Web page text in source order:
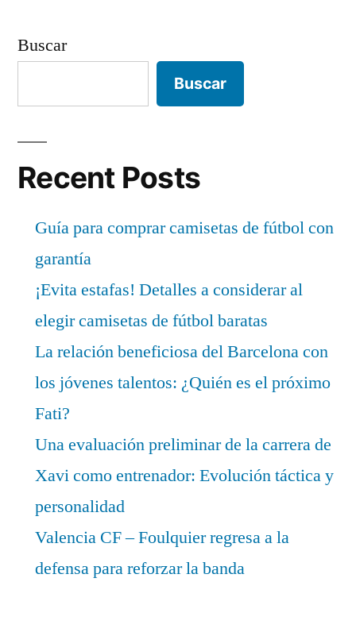
Buscar
Buscar
Recent Posts
Guía para comprar camisetas de fútbol con
garantía
¡Evita estafas! Detalles a considerar al
elegir camisetas de fútbol baratas
La relación beneficiosa del Barcelona con
los jóvenes talentos: ¿Quién es el próximo
Fati?
Una evaluación preliminar de la carrera de
Xavi como entrenador: Evolución táctica y
personalidad
Valencia CF – Foulquier regresa a la
defensa para reforzar la banda